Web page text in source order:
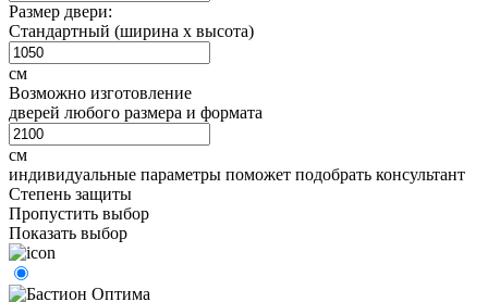
Размер двери:
Стандартный (ширина х высота)
см
Возможно изготовление
дверей любого размера и формата
см
индивидуальные параметры поможет подобрать консультант
Степень защиты
Пропустить выбор
Показать выбор